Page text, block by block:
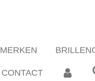
MERKEN
CONTACT